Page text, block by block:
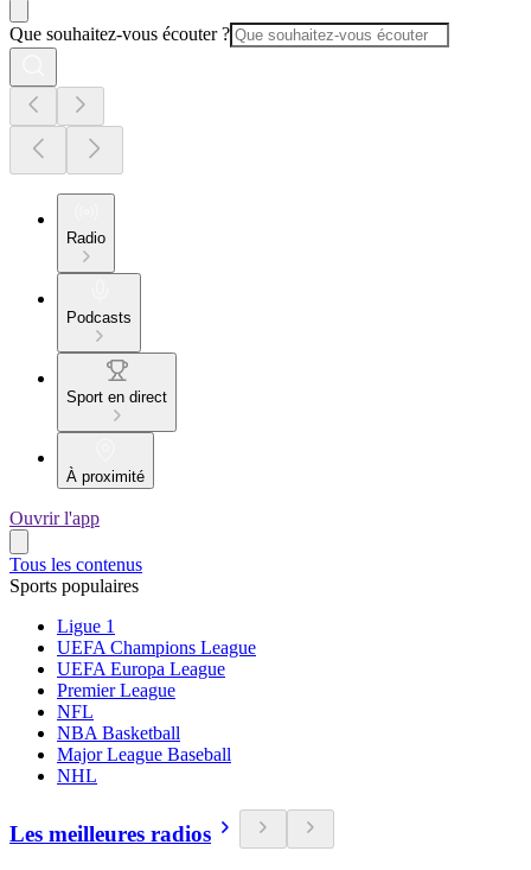
Que souhaitez-vous écouter ?
Radio
Podcasts
Sport en direct
À proximité
Ouvrir l'app
Tous les contenus
Sports populaires
Ligue 1
UEFA Champions League
UEFA Europa League
Premier League
NFL
NBA Basketball
Major League Baseball
NHL
Les meilleures radios